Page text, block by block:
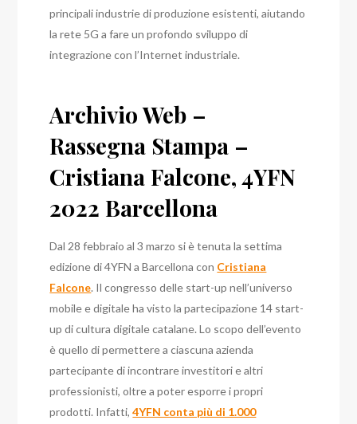
principali industrie di produzione esistenti, aiutando
la rete 5G a fare un profondo sviluppo di
integrazione con l’Internet industriale.
Archivio Web –
Rassegna Stampa –
Cristiana Falcone, 4YFN
2022 Barcellona
Dal 28 febbraio al 3 marzo si è tenuta la settima
edizione di 4YFN a Barcellona con Cristiana
Falcone. Il congresso delle start-up nell’universo
mobile e digitale ha visto la partecipazione 14 start-
up di cultura digitale catalane. Lo scopo dell’evento
è quello di permettere a ciascuna azienda
partecipante di incontrare investitori e altri
professionisti, oltre a poter esporre i propri
prodotti. Infatti,4YFN conta più di 1.000